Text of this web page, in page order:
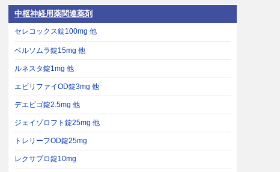
中枢神経用薬関連薬剤
セレコックス錠100mg 他
ベルソムラ錠15mg 他
ルネスタ錠1mg 他
エビリファイOD錠3mg 他
デエビゴ錠2.5mg 他
ジェイゾロフト錠25mg 他
トレリーフOD錠25mg
レクサプロ錠10mg